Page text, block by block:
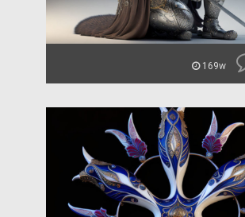
169w